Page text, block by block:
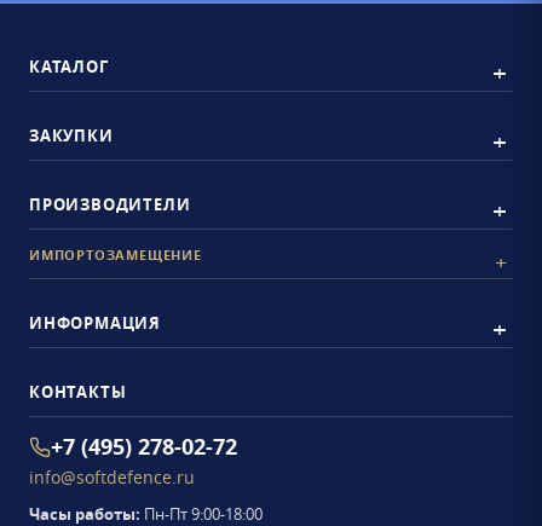
КАТАЛОГ
ЗАКУПКИ
ПРОИЗВОДИТЕЛИ
ИМПОРТОЗАМЕЩЕНИЕ
ИНФОРМАЦИЯ
КОНТАКТЫ
+7 (495) 278-02-72
info@softdefence.ru
Часы работы: Пн-Пт 9:00-18:00